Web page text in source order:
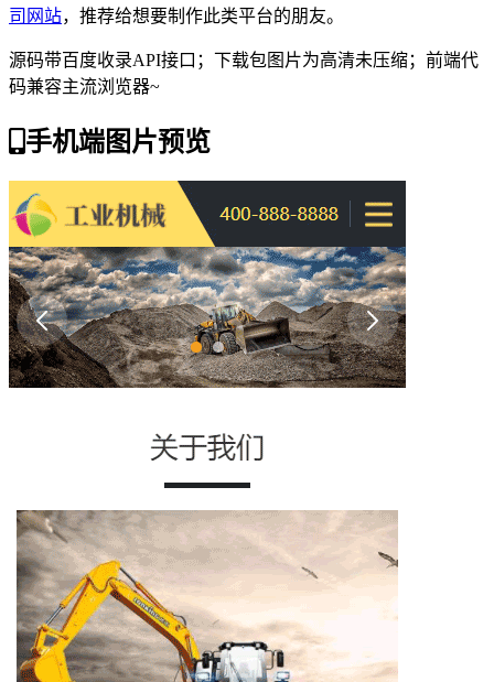
司网站，推荐给想要制作此类平台的朋友。
源码带百度收录API接口；下载包图片为高清未压缩；前端代
码兼容主流浏览器~
手机端图片预览